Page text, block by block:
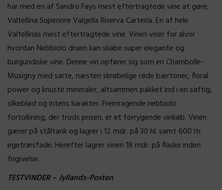
har med en af Sandro Fays mest eftertragtede vine at gøre;
Valtellina Superiore Valgella Riserva Cartería. En af hele
Valtellinas mest eftertragtede vine. Vinen viser for alvor
hvordan Nebbiolo druen kan skabe super elegante og
burgundiske vine. Denne vin opfører sig som en Chambolle-
Musigny med sarte, næsten skrøbelige røde bærtoner, floral
power og knuste mineraler, altsammen pakket ind i en saftig,
silkeblød og intens karakter. Fremragende nebbiolo
fortolkning, der trods prisen, er et forrygende vinkøb. Vinen
gærer på ståltank og lagrer i 12 mdr. på 30 hl. samt 600 ltr.
egetræsfade. Herefter lagrer vinen 18 mdr. på flaske inden
frigivelse.
TESTVINDER – Jyllands-Posten